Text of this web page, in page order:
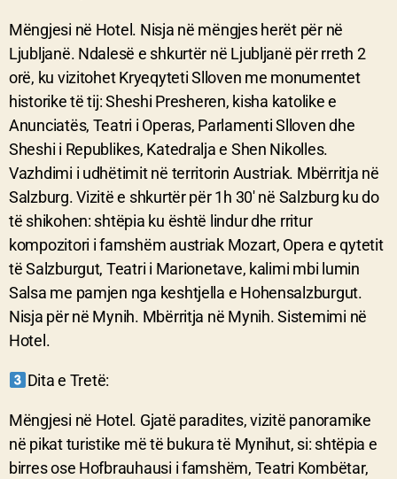
Mëngjesi në Hotel. Nisja në mëngjes herët për në
Ljubljanë. Ndalesë e shkurtër në Ljubljanë për rreth 2
orë, ku vizitohet Kryeqyteti Slloven me monumentet
historike të tij: Sheshi Presheren, kisha katolike e
Anunciatës, Teatri i Operas, Parlamenti Slloven dhe
Sheshi i Republikes, Katedralja e Shen Nikolles.
Vazhdimi i udhëtimit në territorin Austriak. Mbërritja në
Salzburg. Vizitë e shkurtër për 1h 30′ në Salzburg ku do
të shikohen: shtëpia ku është lindur dhe rritur
kompozitori i famshëm austriak Mozart, Opera e qytetit
të Salzburgut, Teatri i Marionetave, kalimi mbi lumin
Salsa me pamjen nga keshtjella e Hohensalzburgut.
Nisja për në Mynih. Mbërritja në Mynih. Sistemimi në
Hotel.
Dita e Tretë:
Mëngjesi në Hotel. Gjatë paradites, vizitë panoramike
në pikat turistike më të bukura të Mynihut, si: shtëpia e
birres ose Hofbrauhausi i famshëm, Teatri Kombëtar,